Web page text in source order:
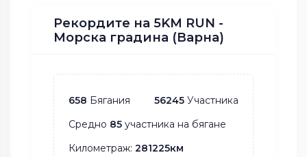
Рекордите на 5KM RUN -
Морска градина (Варна)
658 Бягания 56245 Участника
Средно 85 участника на бягане
Километраж: 281225км